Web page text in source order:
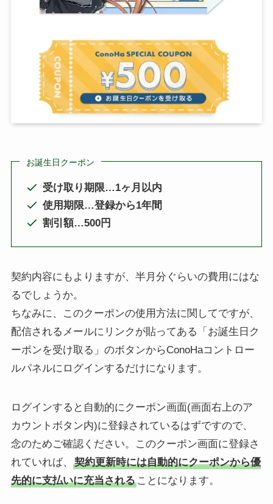
お誕生日クーポン
受け取り期限…1ヶ月以内
使用期限…登録から1年間
割引額…500円
契約内容にもよりますが、半月分ぐらいの費用にはな
るでしょうか。
ちなみに、このクーポンの使用方法に関してですが、
配信されるメールにリンクが貼ってある「お誕生日ク
ーポンを受け取る」のボタンからConoHaコントロー
ルパネルにログインするだけになります。
ログインすると自動的にクーポン画面(画面右上のア
カウントボタン内)に登録されているはずですので、
念のためご確認ください。このクーポン画面に登録さ
れていれば、
契約更新時には自動的にクーポンから優
先的に支払いに充当されることになります。